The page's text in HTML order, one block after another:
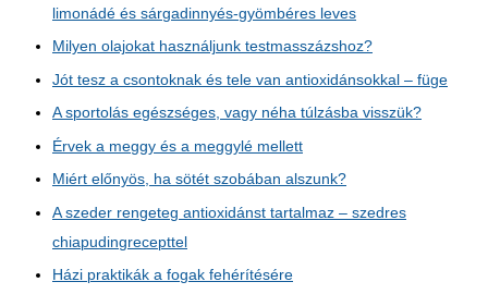
limonádé és sárgadinnyés-gyömbéres leves
Milyen olajokat használjunk testmasszázshoz?
Jót tesz a csontoknak és tele van antioxidánsokkal – füge
A sportolás egészséges, vagy néha túlzásba visszük?
Érvek a meggy és a meggylé mellett
Miért előnyös, ha sötét szobában alszunk?
A szeder rengeteg antioxidánst tartalmaz – szedres
chiapudingrecepttel
Házi praktikák a fogak fehérítésére